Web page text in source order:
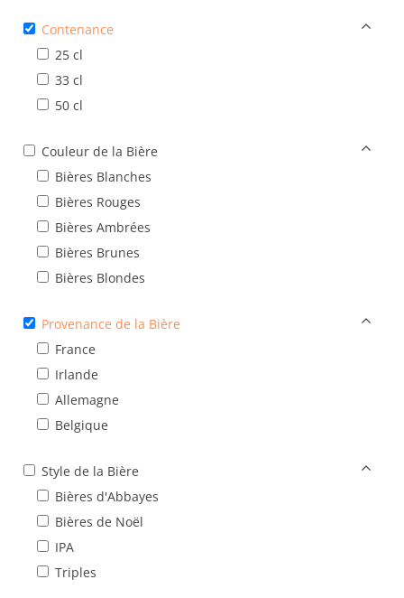
Contenance
25 cl
33 cl
50 cl
Couleur de la Bière
Bières Blanches
Bières Rouges
Bières Ambrées
Bières Brunes
Bières Blondes
Provenance de la Bière
France
Irlande
Allemagne
Belgique
Style de la Bière
Bières d'Abbayes
Bières de Noël
IPA
Triples